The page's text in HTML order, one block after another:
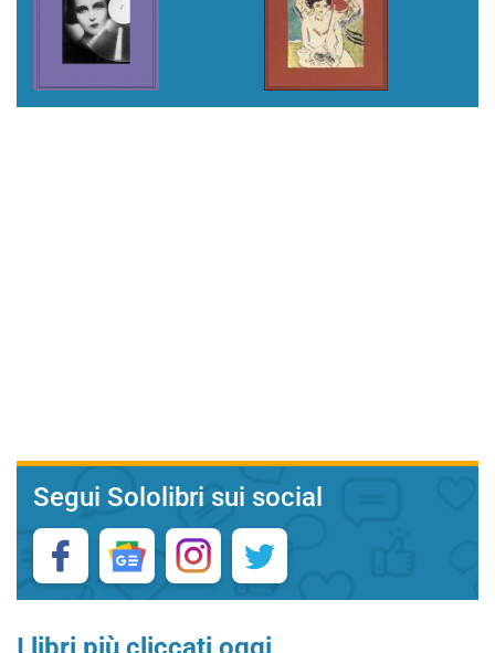
Segui Sololibri sui social